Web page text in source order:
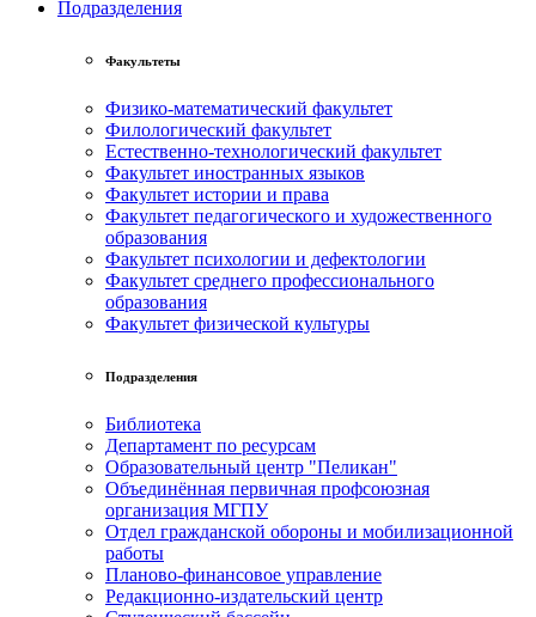
Подразделения
Факультеты
Физико-математический факультет
Филологический факультет
Естественно-технологический факультет
Факультет иностранных языков
Факультет истории и права
Факультет педагогического и художественного
образования
Факультет психологии и дефектологии
Факультет среднего профессионального
образования
Факультет физической культуры
Подразделения
Библиотека
Департамент по ресурсам
Образовательный центр "Пеликан"
Объединённая первичная профсоюзная
организация МГПУ
Отдел гражданской обороны и мобилизационной
работы
Планово-финансовое управление
Редакционно-издательский центр